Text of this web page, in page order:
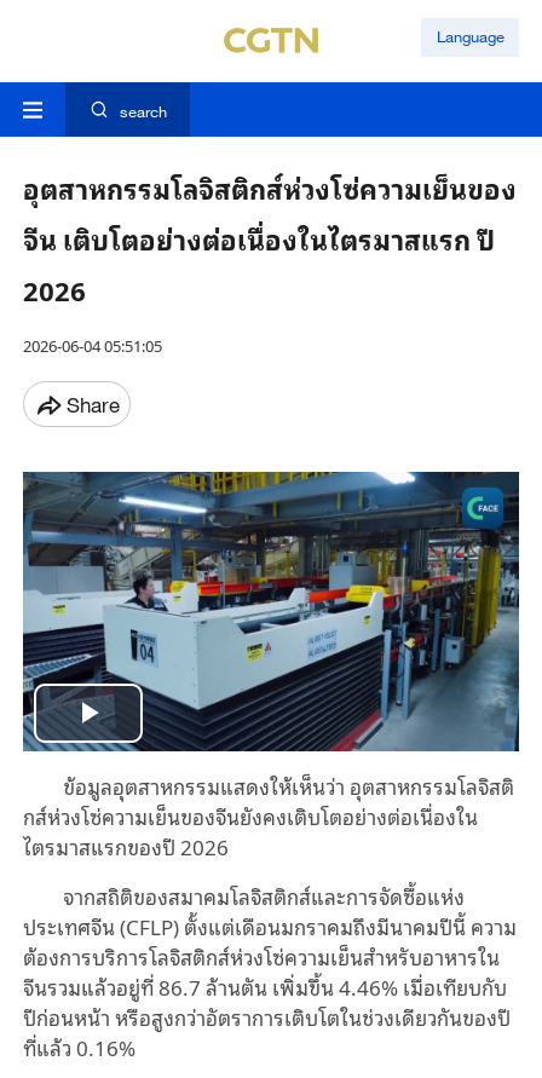
Language
search
อุตสาหกรรมโลจิสติกส์ห่วงโซ่ความเย็นของ
จีน เติบโตอย่างต่อเนื่องในไตรมาสแรก ปี
2026
2026-06-04 05:51:05
Share
Play
Video
ข้อมูลอุตสาหกรรมแสดงให้เห็นว่า อุตสาหกรรมโลจิสติ
กส์ห่วงโซ่ความเย็นของจีนยังคงเติบโตอย่างต่อเนื่องใน
ไตรมาสแรกของปี 2026
จากสถิติของสมาคมโลจิสติกส์และการจัดซื้อแห่ง
ประเทศจีน (CFLP) ตั้งแต่เดือนมกราคมถึงมีนาคมปีนี้ ความ
ต้องการบริการโลจิสติกส์ห่วงโซ่ความเย็นสำหรับอาหารใน
จีนรวมแล้วอยู่ที่ 86.7 ล้านตัน เพิ่มขึ้น 4.46% เมื่อเทียบกับ
ปีก่อนหน้า หรือสูงกว่าอัตราการเติบโตในช่วงเดียวกันของปี
ที่แล้ว 0.16%